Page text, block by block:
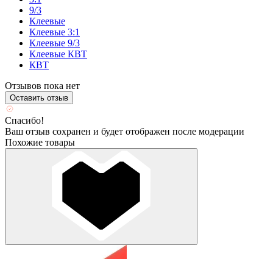
9/3
Клеевые
Клеевые 3:1
Клеевые 9/3
Клеевые КВТ
КВТ
Отзывов пока нет
Оставить отзыв
Спасибо!
Ваш отзыв сохранен и будет отображен после модерации
Похожие товары